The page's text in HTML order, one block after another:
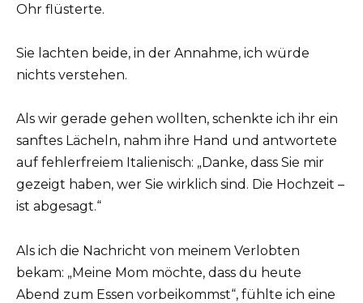
Ohr flüsterte.
Sie lachten beide, in der Annahme, ich würde
nichts verstehen.
Als wir gerade gehen wollten, schenkte ich ihr ein
sanftes Lächeln, nahm ihre Hand und antwortete
auf fehlerfreiem Italienisch: „Danke, dass Sie mir
gezeigt haben, wer Sie wirklich sind. Die Hochzeit –
ist abgesagt.“
Als ich die Nachricht von meinem Verlobten
bekam: „Meine Mom möchte, dass du heute
Abend zum Essen vorbeikommst“, fühlte ich eine